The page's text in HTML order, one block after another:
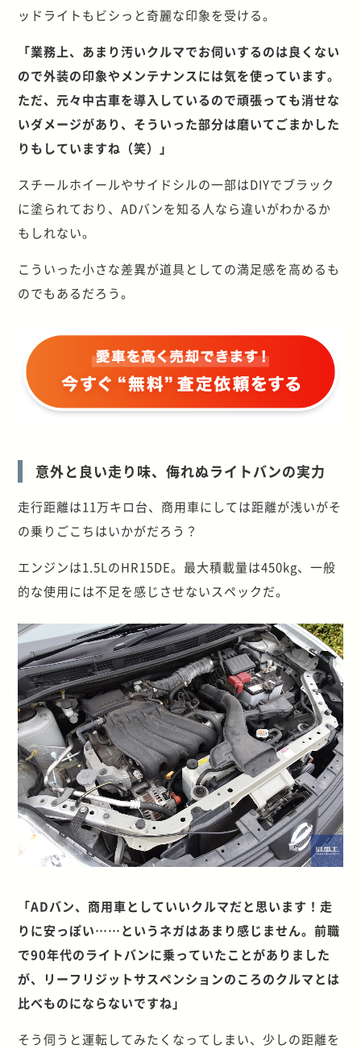
ッドライトもビシっと奇麗な印象を受ける。
「業務上、あまり汚いクルマでお伺いするのは良くない
ので外装の印象やメンテナンスには気を使っています。
ただ、元々中古車を導入しているので頑張っても消せな
いダメージがあり、そういった部分は磨いてごまかした
りもしていますね（笑）」
スチールホイールやサイドシルの一部はDIYでブラック
に塗られており、ADバンを知る人なら違いがわかるか
もしれない。
こういった小さな差異が道具としての満足感を高めるも
のでもあるだろう。
意外と良い走り味、侮れぬライトバンの実力
走行距離は11万キロ台、商用車にしては距離が浅いがそ
の乗りごこちはいかがだろう？
エンジンは1.5LのHR15DE。最大積載量は450kg、一般
的な使用には不足を感じさせないスペックだ。
「ADバン、商用車としていいクルマだと思います！走
りに安っぽい……というネガはあまり感じません。前職
で90年代のライトバンに乗っていたことがありました
が、リーフリジットサスペンションのころのクルマとは
比べものにならないですね」
そう伺うと運転してみたくなってしまい、少しの距離を